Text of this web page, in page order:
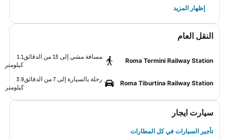
إظهار المزيد
النقل العام
Roma Termini Railway Station
مسافة مشي إلى 13 من الدقائق
1.1
كيلومتر
Roma Tiburtina Railway Station
رحلة بالسيارة إلى 7 من الدقائق
3.9
كيلومتر
سيارت ايجار
تأجير السيارات في كل المطارات